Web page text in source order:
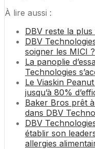
À lire aussi :
DBV reste la
DBV
soigner les MICI ?
La panoplie
Technologies
Le Viaskin
jusqu’à 80%
Baker Bros prêt
dans DBV
DBV
établir son
allergies